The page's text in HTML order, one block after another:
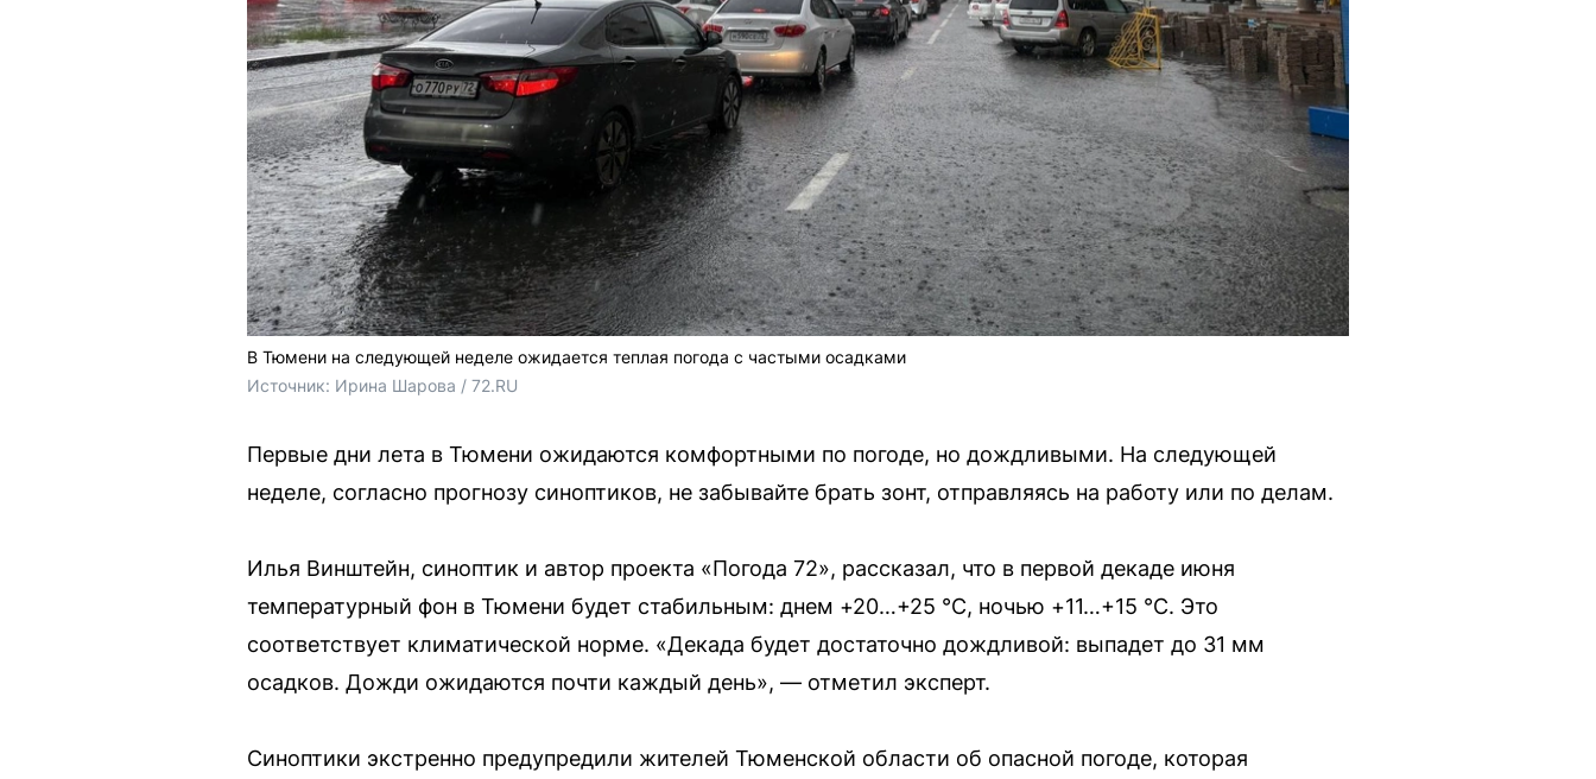
В Тюмени на следующей неделе ожидается теплая погода с частыми осадками
Источник: Ирина Шарова / 72.RU
Первые дни лета в Тюмени ожидаются комфортными по погоде, но дождливыми. На следующей
неделе, согласно прогнозу синоптиков, не забывайте брать зонт, отправляясь на работу или по делам.
Илья Винштейн, синоптик и автор проекта «Погода 72», рассказал, что в первой декаде июня
температурный фон в Тюмени будет стабильным: днем +20…+25 °C, ночью +11…+15 °C. Это
соответствует климатической норме. «Декада будет достаточно дождливой: выпадет до 31 мм
осадков. Дожди ожидаются почти каждый день», — отметил эксперт.
Синоптики экстренно предупредили жителей Тюменской области об опасной погоде, которая